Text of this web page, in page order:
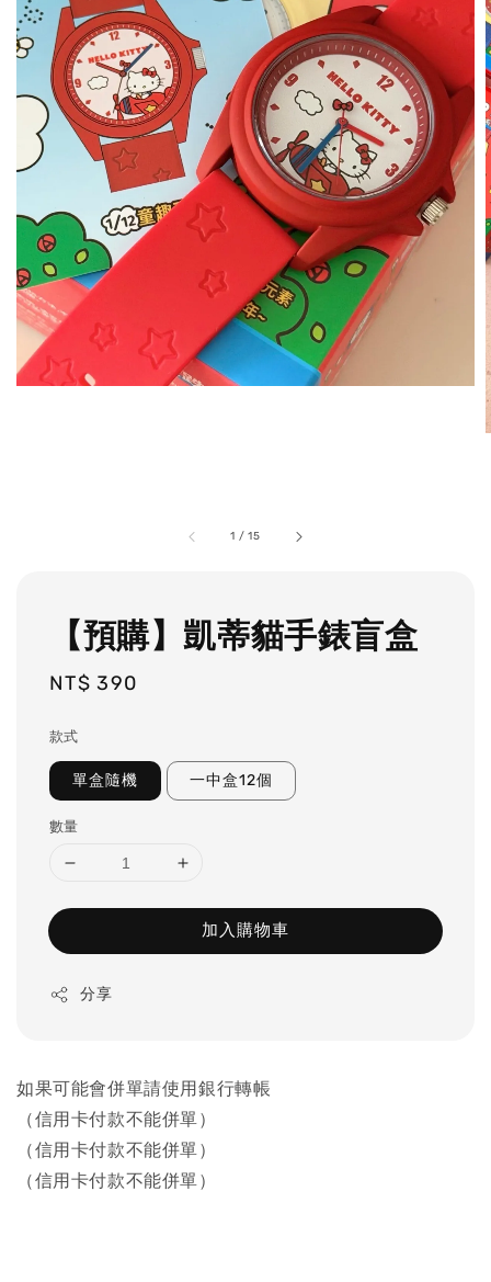
1 /15
【預購】凱蒂貓手錶盲盒
Regular
NT$ 390
款式
單盒隨機 一中盒12個
數量
加入購物車
分享
如果可能會併單請使用銀行轉帳
（信用卡付款不能併單）
（信用卡付款不能併單）
（信用卡付款不能併單）